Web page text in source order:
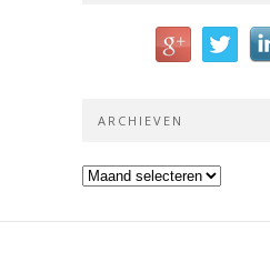
ARCHIEVEN
Archieven